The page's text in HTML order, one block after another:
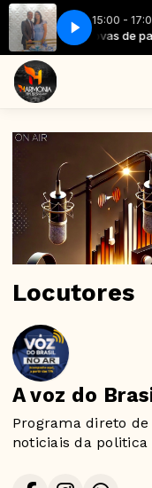
15:00 -
Novas de paz -
Locutores
A voz do
Programa direto
noticiais da politica